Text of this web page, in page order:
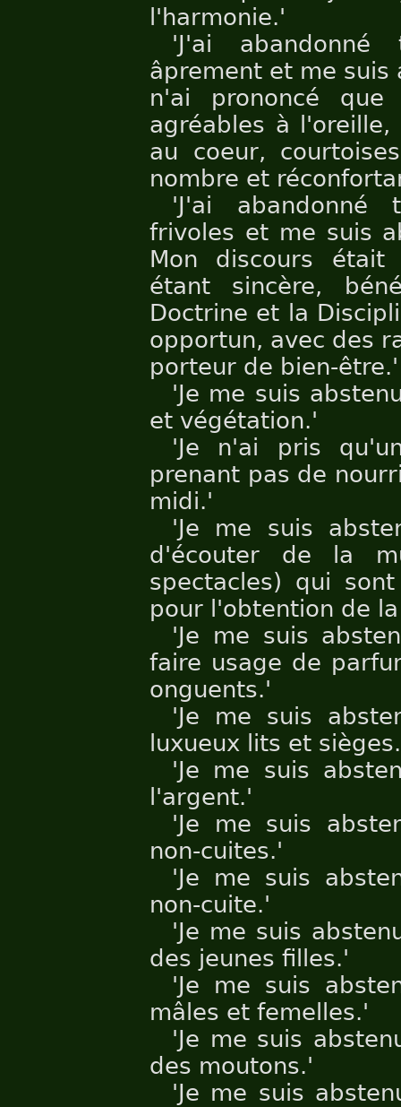
l'harmonie.'
'J'ai
âprement et me suis
n'ai prononcé
agréables à
au coeur,
nombre et
'J'ai abandonné
frivoles et me suis
Mon discours était
étant sincère,
Doctrine et la
opportun, avec des
porteur de bien-être.'
'Je me suis
et végétation.'
'Je n'ai pris
prenant pas de
midi.'
'Je me suis
d'écouter de la
spectacles) qui
pour l'obtention de
'Je me suis
faire usage de
onguents.'
'Je me suis
luxueux lits et
'Je me suis
l'argent.'
'Je me suis
non-cuites.'
'Je me suis
non-cuite.'
'Je me suis
des jeunes filles.'
'Je me suis
mâles et femelles.'
'Je me suis
des moutons.'
'Je me suis